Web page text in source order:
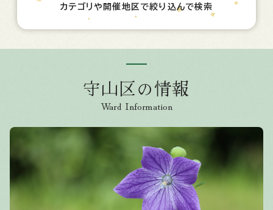
カテゴリや開催地区で絞り込んで検索
守山区の情報
Ward Information